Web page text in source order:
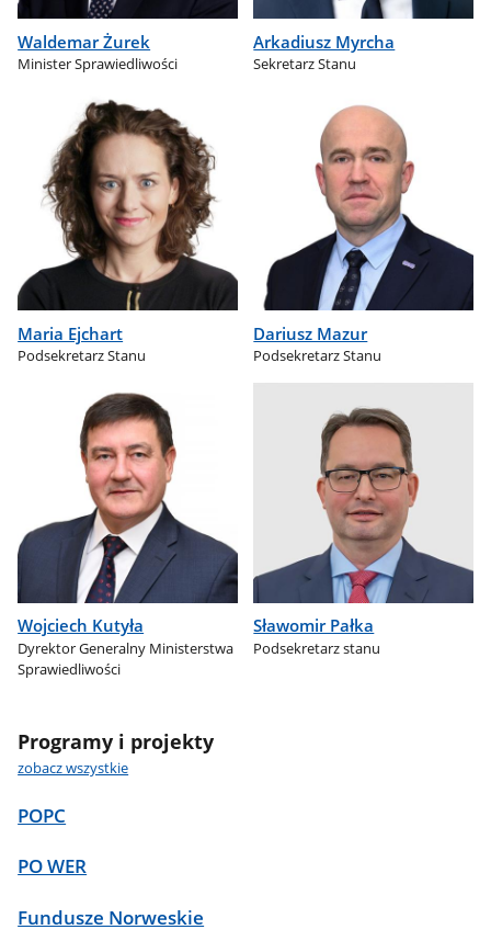
Waldemar Żurek
Minister Sprawiedliwości
Arkadiusz Myrcha
Sekretarz Stanu
Maria Ejchart
Podsekretarz Stanu
Dariusz Mazur
Podsekretarz Stanu
Wojciech Kutyła
Dyrektor Generalny Ministerstwa
Sprawiedliwości
Sławomir Pałka
Podsekretarz stanu
Programy i projekty
zobacz wszystkie
POPC
PO WER
Fundusze Norweskie